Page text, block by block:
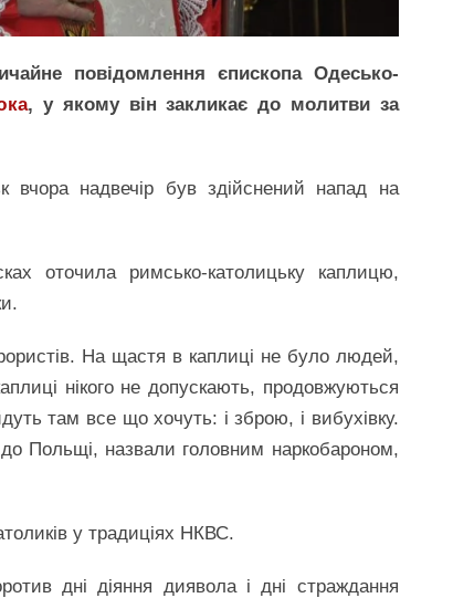
повідомлення єпископа Одесько-
, у якому він закликає до молитви за
вчора надвечір був здійснений напад на
оточила римсько-католицьку каплицю,
На щастя в каплиці не було людей,
нікого не допускають, продовжуються
там все що хочуть: і зброю, і вибухівку.
Польщі, назвали головним наркобароном,
у традиціях НКВС.
дні діяння диявола і дні страждання